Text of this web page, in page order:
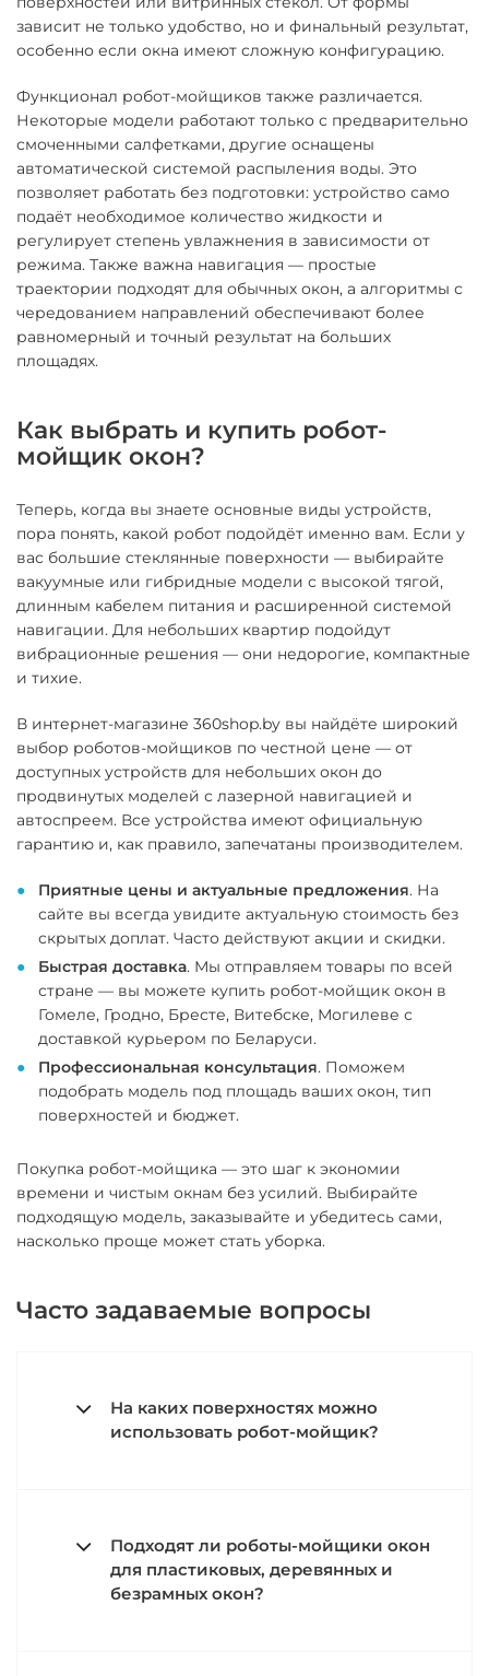
зависит не только удобство, но и финальный результат,
особенно если окна имеют сложную конфигурацию.
Функционал робот-мойщиков также различается.
Некоторые модели работают только с предварительно
смоченными салфетками, другие оснащены
автоматической системой распыления воды. Это
позволяет работать без подготовки: устройство само
подаёт необходимое количество жидкости и
регулирует степень увлажнения в зависимости от
режима. Также важна навигация — простые
траектории подходят для обычных окон, а алгоритмы с
чередованием направлений обеспечивают более
равномерный и точный результат на больших
площадях.
Как выбрать и купить робот-
мойщик окон?
Теперь, когда вы знаете основные виды устройств,
пора понять, какой робот подойдёт именно вам. Если у
вас большие стеклянные поверхности — выбирайте
вакуумные или гибридные модели с высокой тягой,
длинным кабелем питания и расширенной системой
навигации. Для небольших квартир подойдут
вибрационные решения — они недорогие, компактные
и тихие.
В интернет-магазине 360shop.by вы найдёте широкий
выбор роботов-мойщиков по честной цене — от
доступных устройств для небольших окон до
продвинутых моделей с лазерной навигацией и
автоспреем. Все устройства имеют официальную
гарантию и, как правило, запечатаны производителем.
Приятные цены и актуальные предложения. На
сайте вы всегда увидите актуальную стоимость без
скрытых доплат. Часто действуют акции и скидки.
Быстрая доставка. Мы отправляем товары по всей
стране — вы можете купить робот-мойщик окон в
Гомеле, Гродно, Бресте, Витебске, Могилеве с
доставкой курьером по Беларуси.
Профессиональная консультация. Поможем
подобрать модель под площадь ваших окон, тип
поверхностей и бюджет.
Покупка робот-мойщика — это шаг к экономии
времени и чистым окнам без усилий. Выбирайте
подходящую модель, заказывайте и убедитесь сами,
насколько проще может стать уборка.
Часто задаваемые вопросы
На каких поверхностях можно
использовать робот-мойщик?
Подходят ли роботы-мойщики окон
для пластиковых, деревянных и
безрамных окон?